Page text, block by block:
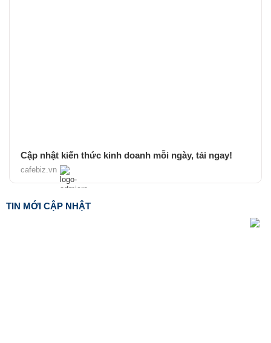
Cập nhật kiến thức kinh doanh mỗi ngày, tải ngay!
cafebiz.vn
TIN MỚI CẬP NHẬT